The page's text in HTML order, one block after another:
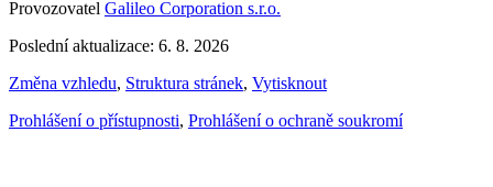
Provozovatel Galileo Corporation s.r.o.
Poslední aktualizace: 6. 8. 2026
Změna vzhledu, Struktura stránek, Vytisknout
Prohlášení o přístupnosti, Prohlášení o ochraně soukromí